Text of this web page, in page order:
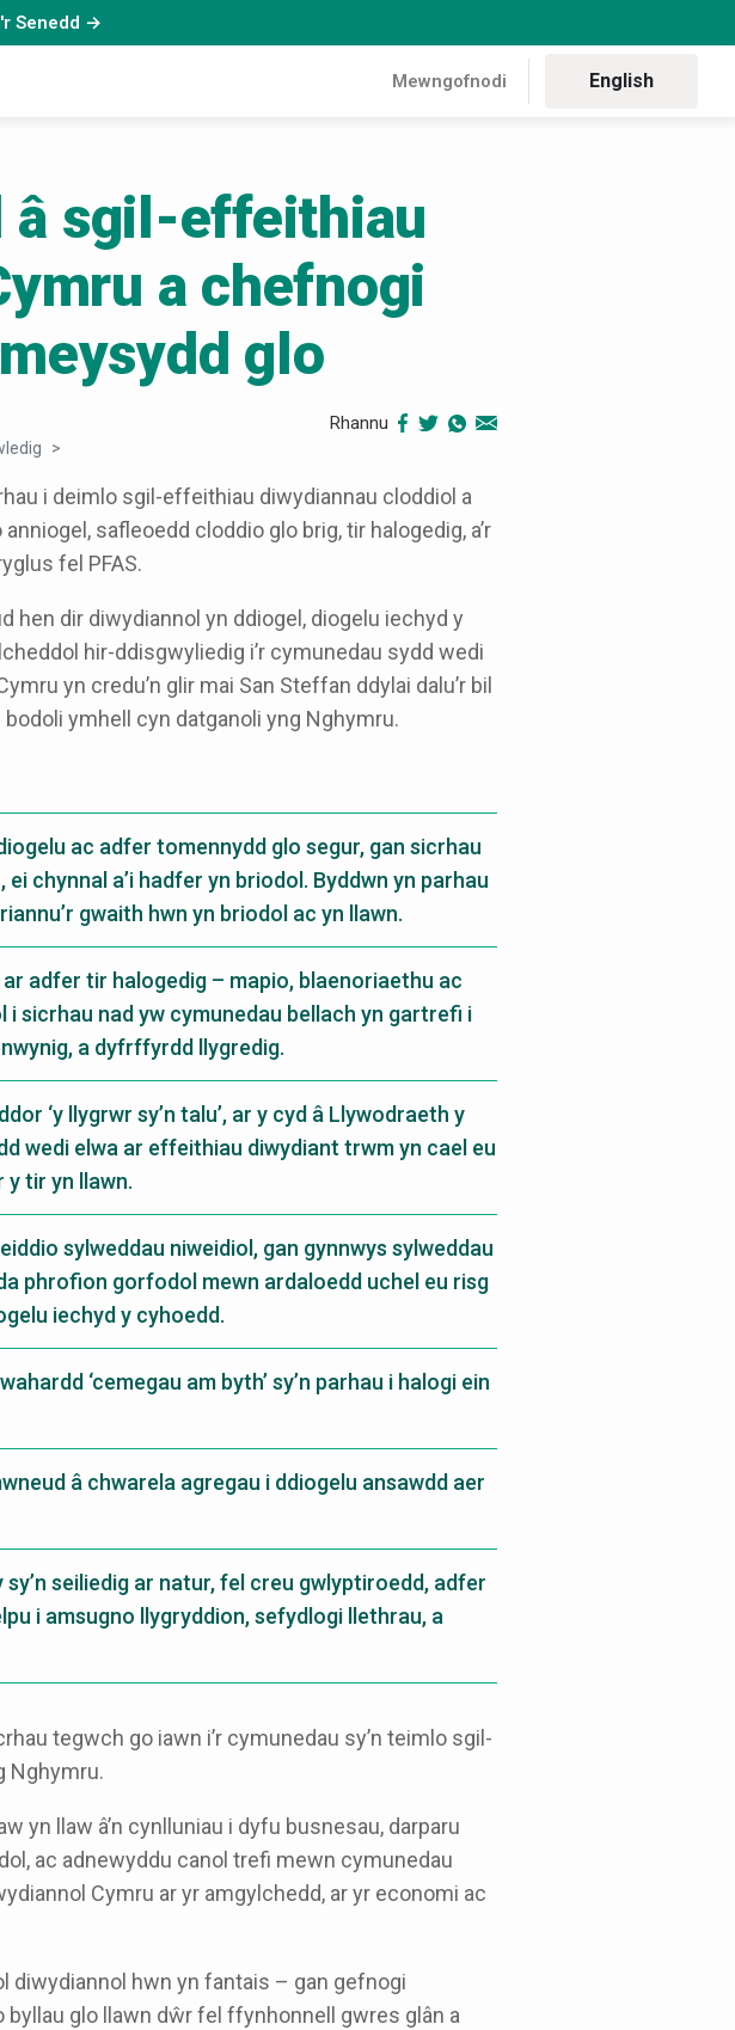
Senedd →
Mewngofnodi English
â sgil-effeithiau
a chefnogi
glo
Rhannu
i deimlo sgil-effeithiau diwydiannau cloddiol a
safleoedd cloddio glo brig, tir halogedig, a’r
fel PFAS.
hen dir diwydiannol yn ddiogel, diogelu iechyd y
hir-ddisgwyliedig i’r cymunedau sydd wedi
yn credu’n glir mai San Steffan ddylai dalu’r bil
bodoli ymhell cyn datganoli yng Nghymru.
ac adfer tomennydd glo segur, gan sicrhau
chynnal a’i hadfer yn briodol. Byddwn yn parhau
gwaith hwn yn briodol ac yn llawn.
adfer tir halogedig – mapio, blaenoriaethu ac
sicrhau nad yw cymunedau bellach yn gartrefi i
a dyfrffyrdd llygredig.
‘y llygrwr sy’n talu’, ar y cyd â Llywodraeth y
wedi elwa ar effeithiau diwydiant trwm yn cael eu
tir yn llawn.
sylweddau niweidiol, gan gynnwys sylweddau
phrofion gorfodol mewn ardaloedd uchel eu risg
iechyd y cyhoedd.
‘cemegau am byth’ sy’n parhau i halogi ein
â chwarela agregau i ddiogelu ansawdd aer
seiliedig ar natur, fel creu gwlyptiroedd, adfer
i amsugno llygryddion, sefydlogi llethrau, a
tegwch go iawn i’r cymunedau sy’n teimlo sgil-
Nghymru.
yn llaw â’n cynlluniau i dyfu busnesau, darparu
ac adnewyddu canol trefi mewn cymunedau
Cymru ar yr amgylchedd, ar yr economi ac
diwydiannol hwn yn fantais – gan gefnogi
byllau glo llawn dŵr fel ffynhonnell gwres glân a